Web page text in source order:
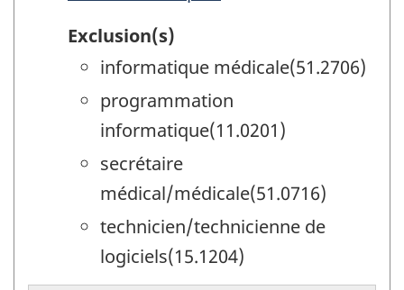
Exclusion(s)
informatique médicale(51.2706)
programmation
informatique(11.0201)
secrétaire
médical/médicale(51.0716)
technicien/technicienne de
logiciels(15.1204)